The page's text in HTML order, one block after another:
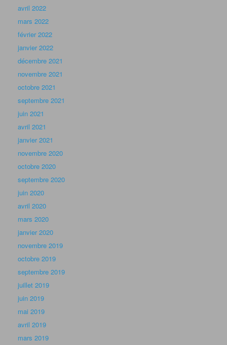
avril 2022
mars 2022
février 2022
janvier 2022
décembre 2021
novembre 2021
octobre 2021
septembre 2021
juin 2021
avril 2021
janvier 2021
novembre 2020
octobre 2020
septembre 2020
juin 2020
avril 2020
mars 2020
janvier 2020
novembre 2019
octobre 2019
septembre 2019
juillet 2019
juin 2019
mai 2019
avril 2019
mars 2019